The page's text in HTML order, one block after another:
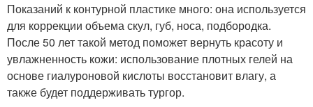
Показаний к контурной пластике много: она используется
для коррекции объема скул, губ, носа, подбородка.
После 50 лет такой метод поможет вернуть красоту и
увлажненность кожи: использование плотных гелей на
основе гиалуроновой кислоты восстановит влагу, а
также будет поддерживать тургор.